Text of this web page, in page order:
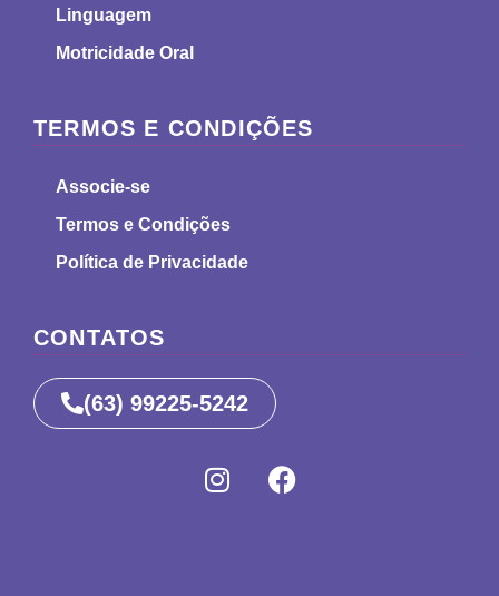
Linguagem
Motricidade Oral
TERMOS E CONDIÇÕES
Associe-se
Termos e Condições
Política de Privacidade
CONTATOS
(63) 99225-5242